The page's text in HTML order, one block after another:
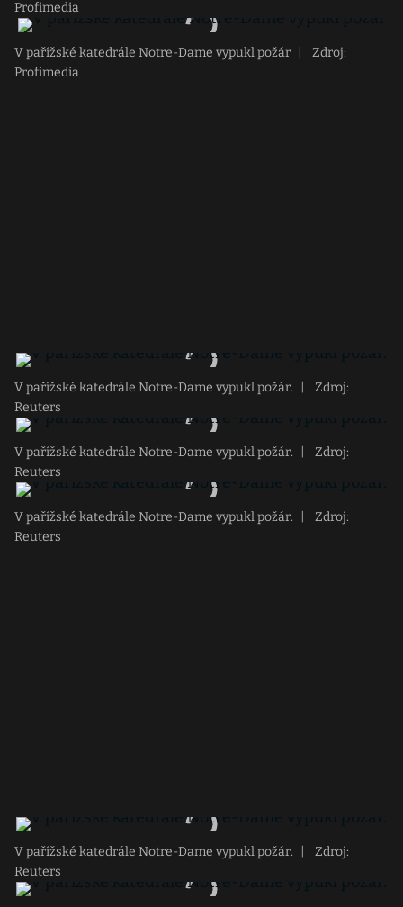
Profimedia
V pařížské katedrále Notre-Dame vypukl požár
Zdroj:
Profimedia
V pařížské katedrále Notre-Dame vypukl požár.
Zdroj:
Reuters
V pařížské katedrále Notre-Dame vypukl požár.
Zdroj:
Reuters
V pařížské katedrále Notre-Dame vypukl požár.
Zdroj:
Reuters
V pařížské katedrále Notre-Dame vypukl požár.
Zdroj:
Reuters